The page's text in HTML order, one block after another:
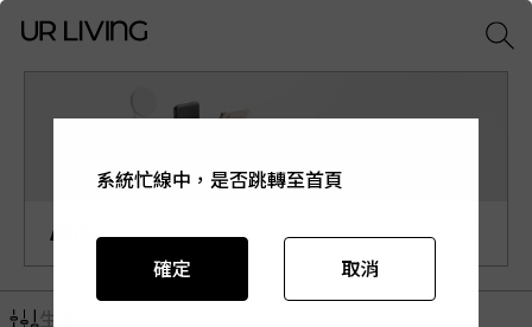
Allite
生活
系統忙線中，是否跳轉至首頁
確定 取消
系統忙線中，是否跳轉至首頁
確定 取消
系統忙線中，是否跳轉至首頁
確定 取消
系統忙線中，是否跳轉至首頁
確定 取消
系統忙線中，是否跳轉至首頁
確定 取消